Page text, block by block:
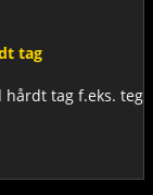
tag f.eks. tegl